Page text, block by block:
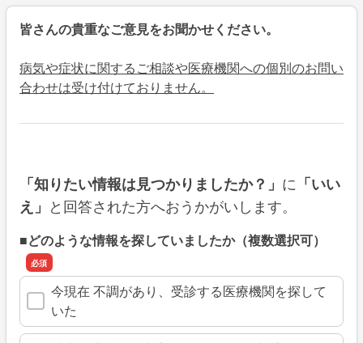
皆さんの貴重なご意見をお聞かせください。
病気や症状に関するご相談や医療機関への個別のお問い
合わせは受け付けておりません。
「知りたい情報は見つかりましたか？」 に 「いい
え」 と回答された方へおうかがいします。
■どのような情報を探していましたか（複数選択可）
今現在 不調があり、受診する医療機関を探して
いた